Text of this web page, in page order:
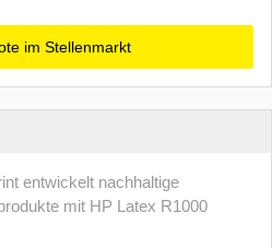
im Stellenmarkt
entwickelt nachhaltige
mit HP Latex R1000